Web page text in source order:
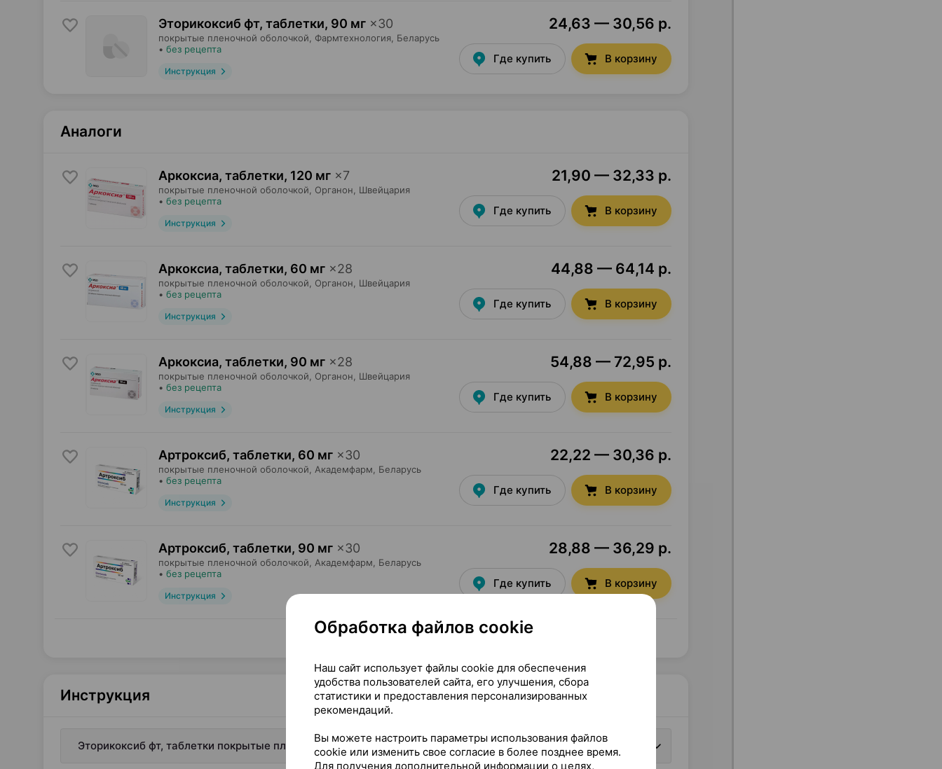
Эторикоксиб фт, таблетки, 90 мг ×30
покрытые пленочной оболочкой, Фармтехнология , Беларусь
• без рецепта
Инструкция
24,63 — 30,56 р.
Где купить В корзину
Аналоги
Аркоксиа, таблетки, 120 мг ×7
покрытые пленочной оболочкой, Органон , Швейцария
• без рецепта
Инструкция
21,90 — 32,33 р.
Где купить В корзину
Аркоксиа, таблетки, 60 мг ×28
покрытые пленочной оболочкой, Органон , Швейцария
• без рецепта
Инструкция
44,88 — 64,14 р.
Где купить В корзину
Аркоксиа, таблетки, 90 мг ×28
покрытые пленочной оболочкой, Органон , Швейцария
• без рецепта
Инструкция
54,88 — 72,95 р.
Где купить В корзину
Артроксиб, таблетки, 60 мг ×30
покрытые пленочной оболочкой, Академфарм , Беларусь
• без рецепта
Инструкция
22,22 — 30,36 р.
Где купить В корзину
Артроксиб, таблетки, 90 мг ×30
покрытые пленочной оболочкой, Академфарм , Беларусь
• без рецепта
Инструкция
28,88 — 36,29 р.
Где купить В корзину
Показать еще
Инструкция
Эторикоксиб фт, таблетки покрытые пленочной оболочкой, 120 мг ×10, Фармтехнология Беларусь
Обработка файлов cookie
Наш сайт использует файлы cookie для обеспечения
удобства пользователей сайта, его улучшения, сбора
статистики и предоставления персонализированных
рекомендаций.
Вы можете настроить параметры использования файлов
cookie или изменить свое согласие в более позднее время.
Для получения дополнительной информации о целях,